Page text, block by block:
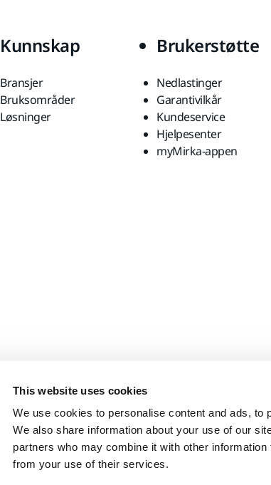
This website uses cookies
We use cookies to personalise content and ads,
We also share information about your use of our
partners who may combine it with other
from your use of their services.
Kunnskap
Bransjer
Bruksområder
Løsninger
Brukerstøtte
Nedlastinger
Garantivilkår
Kundeservice
Hjelpesenter
myMirka-appen